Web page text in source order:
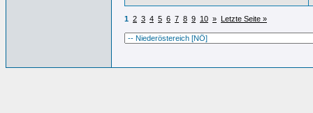
1 2 3 4 5 6 7 8 9 10 » Letzte Seite »